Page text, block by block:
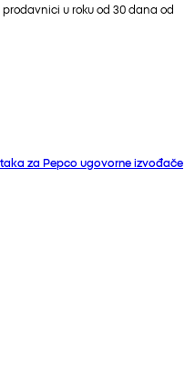
u roku od 30 dana od
za Pepco ugovorne izvođače